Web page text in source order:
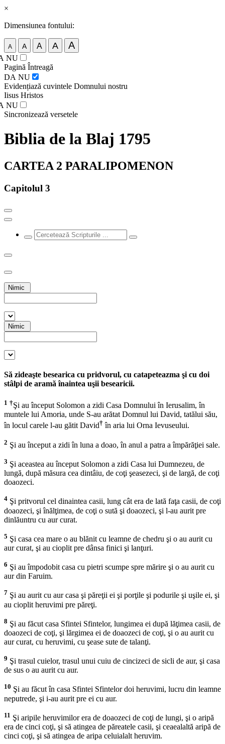
×
Dimensiunea fontului:
A A A A A
NU
Pagină Întreagă
DA NU
Evidențiază cuvintele Domnului nostru
Iisus Hristos
NU
Sincronizează versetele
Biblia de la Blaj 1795
CARTEA 2 PARALIPOMENON
Capitolul 3
Nimic
Nimic
Să zideaşte besearica cu pridvorul, cu catapeteazma şi cu doi
stâlpi de aramă înaintea uşii besearicii.
1 †Şi au început Solomon a zidi Casa Domnului în Ierusalim, în
muntele lui Amoria, unde S-au arătat Domnul lui David, tatălui său,
în locul carele l-au gătit David† în aria lui Orna Ievuseului.
2 Şi au început a zidi în luna a doao, în anul a patra a împărăţiei sale.
3 Şi aceastea au început Solomon a zidi Casa lui Dumnezeu, de
lungă, după măsura cea dintâiu, de coţi şeasezeci, şi de largă, de coţi
doaozeci.
4 Şi pritvorul cel dinaintea casii, lung cât era de lată faţa casii, de coţi
doaozeci, şi înălţimea, de coţi o sută şi doaozeci, şi l-au aurit pre
dinlăuntru cu aur curat.
5 Şi casa cea mare o au blănit cu leamne de chedru şi o au aurit cu
aur curat, şi au cioplit pre dânsa finici şi lanţuri.
6 Şi au împodobit casa cu pietri scumpe spre mărire şi o au aurit cu
aur din Faruim.
7 Şi au aurit cu aur casa şi păreţii ei şi porţile şi podurile şi uşile ei, şi
au cioplit heruvimi pre păreţi.
8 Şi au făcut casa Sfintei Sfintelor, lungimea ei după lăţimea casii, de
doaozeci de coţi, şi lărgimea ei de doaozeci de coţi, şi o au aurit cu
aur curat, cu heruvimi, cu şease sute de talanţi.
9 Şi trasul cuielor, trasul unui cuiu de cincizeci de sicli de aur, şi casa
de sus o au aurit cu aur.
10 Şi au făcut în casa Sfintei Sfintelor doi heruvimi, lucru din leamne
neputrede, şi i-au aurit pre ei cu aur.
11 Şi aripile heruvimilor era de doaozeci de coţi de lungi, şi o aripă
era de cinci coţi, şi să atingea de păreatele casii, şi ceaealaltă aripă de
cinci coţi, şi să atingea de aripa celuialalt heruvim.